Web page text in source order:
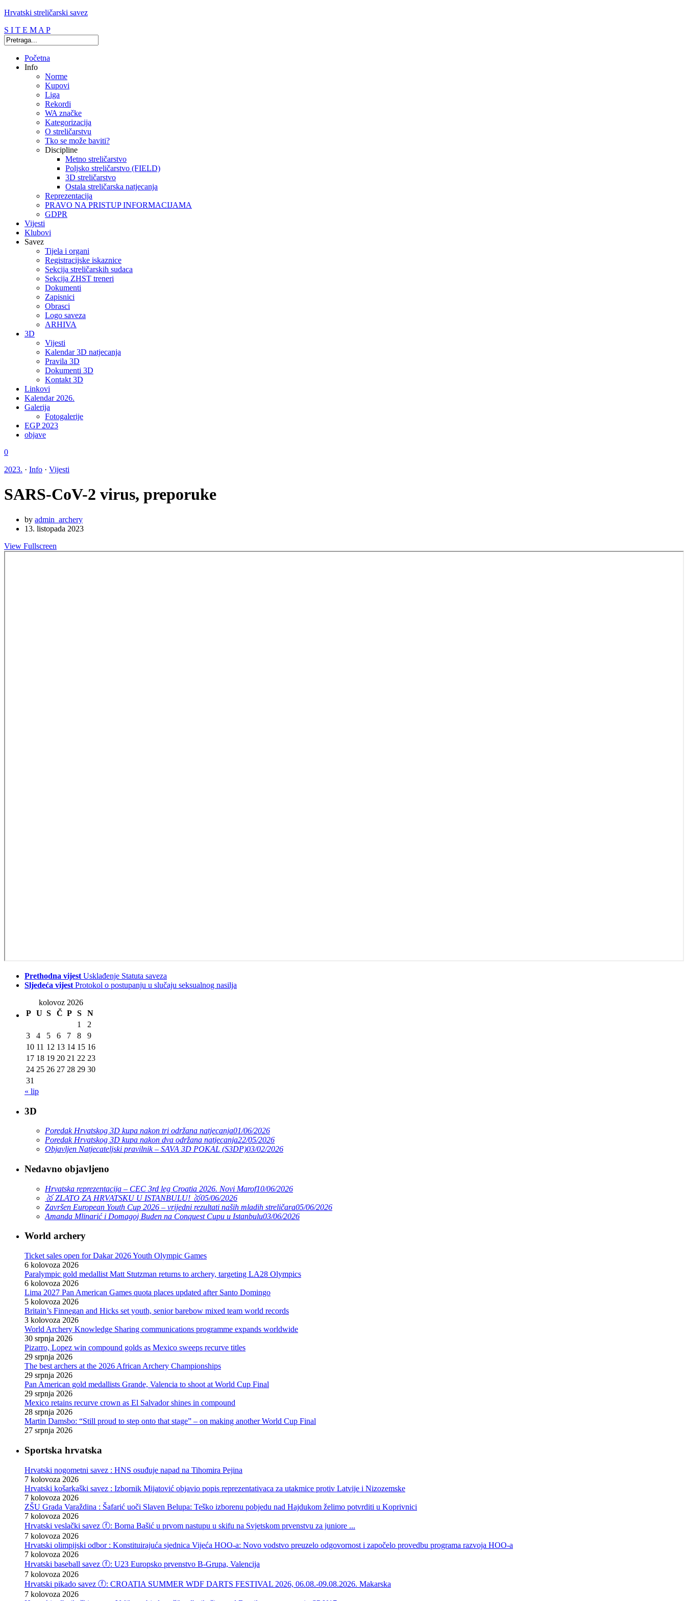
Hrvatski streličarski savez
S I T E M A P
Početna
Info
Norme
Kupovi
Liga
Rekordi
WA značke
Kategorizacija
O streličarstvu
Tko se može baviti?
Discipline
Metno streličarstvo
Poljsko streličarstvo (FIELD)
3D streličarstvo
Ostala streličarska natjecanja
Reprezentacija
PRAVO NA PRISTUP INFORMACIJAMA
GDPR
Vijesti
Klubovi
Savez
Tijela i organi
Registracijske iskaznice
Sekcija streličarskih sudaca
Sekcija ZHST treneri
Dokumenti
Zapisnici
Obrasci
Logo saveza
ARHIVA
3D
Vijesti
Kalendar 3D natjecanja
Pravila 3D
Dokumenti 3D
Kontakt 3D
Linkovi
Kalendar 2026.
Galerija
Fotogalerije
EGP 2023
objave
0
2023. · Info · Vijesti
SARS-CoV-2 virus, preporuke
by admin_archery
13. listopada 2023
View Fullscreen
Skip
Prethodna vijest Usklađenje Statuta saveza
Sljedeća vijest Protokol o postupanju u slučaju seksualnog nasilja
kolovoz 2026
P U S Č P S
N
1
2
3
4 5 6 7 8
9
10 11 12 13 14 15 16
17 18 19 20 21 22 23
24 25 26 27 28 29 30
31
« lip
3D
Poredak Hrvatskog 3D kupa nakon tri održana natjecanja01/06/2026
Poredak Hrvatskog 3D kupa nakon dva održana natjecanja22/05/2026
Objavljen Natjecateljski pravilnik – SAVA 3D POKAL (S3DP)03/02/2026
Nedavno objavljeno
Hrvatska reprezentacija – CEC 3rd leg Croatia 2026. Novi Marof10/06/2026
🥇 ZLATO ZA HRVATSKU U ISTANBULU! 🥇05/06/2026
Završen European Youth Cup 2026 – vrijedni rezultati naših mladih streličara05/06/2026
Amanda Mlinarić i Domagoj Buden na Conquest Cupu u Istanbulu03/06/2026
World archery
Ticket sales open for Dakar 2026 Youth Olympic Games
6 kolovoza 2026
Paralympic gold medallist Matt Stutzman returns to archery, targeting LA28 Olympics
6 kolovoza 2026
Lima 2027 Pan American Games quota places updated after Santo Domingo
5 kolovoza 2026
Britain’s Finnegan and Hicks set youth, senior barebow mixed team world records
3 kolovoza 2026
World Archery Knowledge Sharing communications programme expands worldwide
30 srpnja 2026
Pizarro, Lopez win compound golds as Mexico sweeps recurve titles
29 srpnja 2026
The best archers at the 2026 African Archery Championships
29 srpnja 2026
Pan American gold medallists Grande, Valencia to shoot at World Cup Final
29 srpnja 2026
Mexico retains recurve crown as El Salvador shines in compound
28 srpnja 2026
Martin Damsbo: “Still proud to step onto that stage” – on making another World Cup Final
27 srpnja 2026
Sportska hrvatska
Hrvatski nogometni savez : HNS osuđuje napad na Tihomira Pejina
7 kolovoza 2026
Hrvatski košarkaški savez : Izbornik Mijatović objavio popis reprezentativaca za utakmice protiv Latvije i Nizozemske
7 kolovoza 2026
ZŠU Grada Varaždina : Šafarić uoči Slaven Belupa: Teško izborenu pobjedu nad Hajdukom želimo potvrditi u Koprivnici
7 kolovoza 2026
Hrvatski veslački savez ⓕ: Borna Bašić u prvom nastupu u skifu na Svjetskom prvenstvu za juniore ...
7 kolovoza 2026
Hrvatski olimpijski odbor : Konstituirajuća sjednica Vijeća HOO-a: Novo vodstvo preuzelo odgovornost i započelo provedbu programa razvoja HOO-a
7 kolovoza 2026
Hrvatski baseball savez ⓕ: U23 Europsko prvenstvo B-Grupa, Valencija
7 kolovoza 2026
Hrvatski pikado savez ⓕ: CROATIA SUMMER WDF DARTS FESTIVAL 2026, 06.08.-09.08.2026. Makarska
7 kolovoza 2026